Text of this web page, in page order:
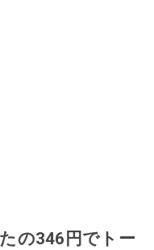
の346円でトー